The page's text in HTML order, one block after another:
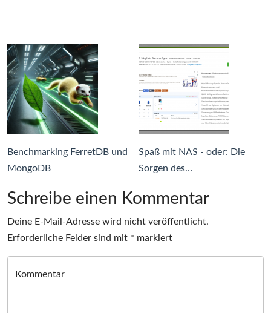
Benchmarking FerretDB und
MongoDB
Spaß mit NAS - oder: Die
Sorgen des…
Schreibe einen Kommentar
Deine E-Mail-Adresse wird nicht veröffentlicht.
Erforderliche Felder sind mit * markiert
Kommentar